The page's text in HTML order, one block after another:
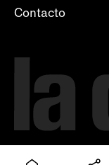
Contacto